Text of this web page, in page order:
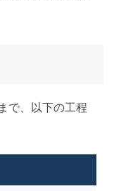
で、以下の工程